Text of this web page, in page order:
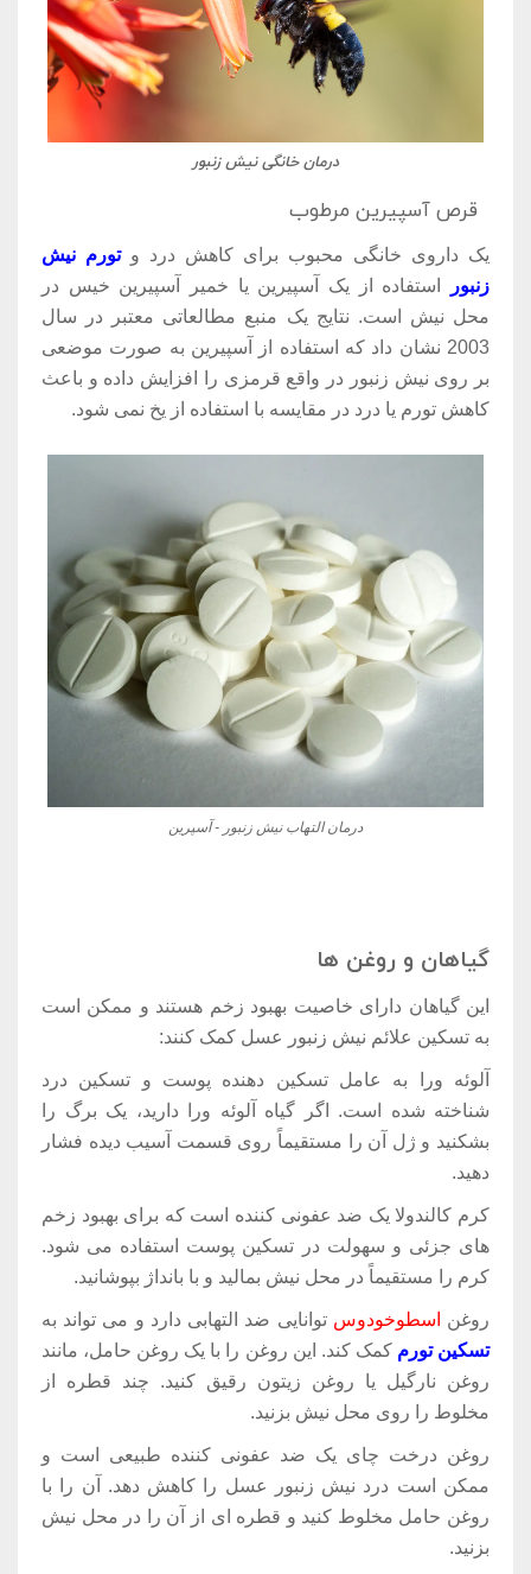
درمان خانگی نیش زنبور
قرص آسپیرین مرطوب
یک داروی خانگی محبوب برای کاهش درد وتورم نیش
زنبور
استفاده از یک آسپیرین یا خمیر آسپیرین خیس در
محل نیش است. نتایج یک منبع مطالعاتی معتبر در سال
2003 نشان داد که استفاده از آسپیرین به صورت موضعی
بر روی نیش زنبور در واقع قرمزی را افزایش داده و باعث
کاهش تورم یا درد در مقایسه با استفاده از یخ نمی شود.
درمان التهاب نیش زنبور - آسپرین
گیاهان و روغن ها
این گیاهان دارای خاصیت بهبود زخم هستند و ممکن است
به تسکین علائم نیش زنبور عسل کمک کنند:
آلوئه ورا به عامل تسکین دهنده پوست و تسکین درد
شناخته شده است. اگر گیاه آلوئه ورا دارید، یک برگ را
بشکنید و ژل آن را مستقیماً روی قسمت آسیب دیده فشار
دهید.
کرم کالندولا یک ضد عفونی کننده است که برای بهبود زخم
های جزئی و سهولت در تسکین پوست استفاده می شود.
کرم را مستقیماً در محل نیش بمالید و با بانداژ بپوشانید.
روغن اسطوخودوس توانایی ضد التهابی دارد و می تواند به
تسکین تورم کمک کند. این روغن را با یک روغن حامل، مانند
روغن نارگیل یا روغن زیتون رقیق کنید. چند قطره از
مخلوط را روی محل نیش بزنید.
روغن درخت چای یک ضد عفونی کننده طبیعی است و
ممکن است درد نیش زنبور عسل را کاهش دهد. آن را با
روغن حامل مخلوط کنید و قطره ای از آن را در محل نیش
بزنید.